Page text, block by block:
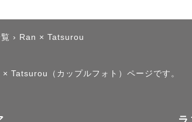
› Ran × Tatsurou
Tatsurou（カップルフォト）ページです。